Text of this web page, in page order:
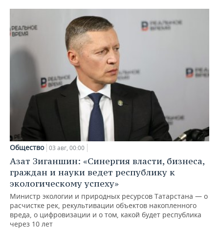
Общество 03 авг, 00:00
Азат Зиганшин: «Синергия власти, бизнеса,
граждан и науки ведет республику к
экологическому успеху»
Министр экологии и природных ресурсов Татарстана — о
расчистке рек, рекультивации объектов накопленного
вреда, о цифровизации и о том, какой будет республика
через 10 лет